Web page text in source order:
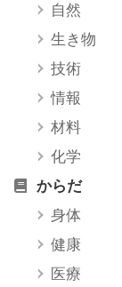
自然
生き物
技術
情報
材料
化学
からだ
身体
健康
医療